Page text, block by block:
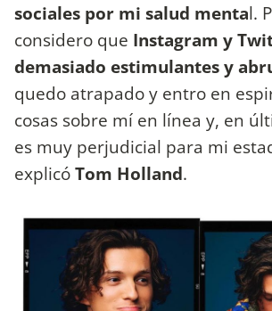
sociales por mi salud mental.
considero que Instagram y
demasiado estimulantes y
quedo atrapado y entro en
cosas sobre mí en línea y, en
es muy perjudicial para mi
explicóTom Holland.